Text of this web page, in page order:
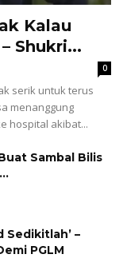
Kalau
Shukri...
0
serik untuk terus
menanggung
hospital akibat...
Sambal Bilis
Sedikitlah’ –
PGLM